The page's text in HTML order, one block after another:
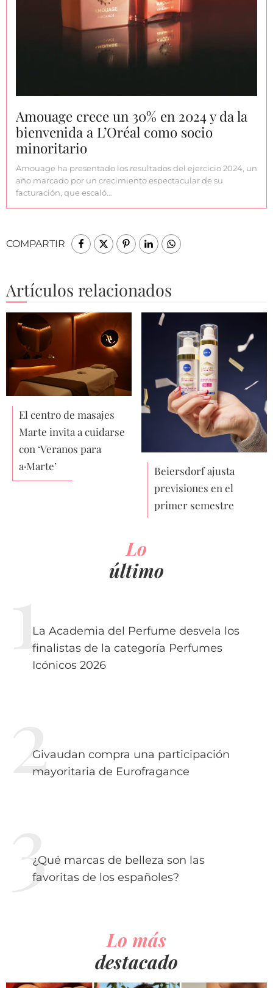
Amouage crece un 30% en 2024 y da la
bienvenida a L’Oréal como socio
minoritario
Amouage ha presentado los resultados del ejercicio 2024, un
año marcado por un crecimiento espectacular de su
facturación, que escaló…
COMPARTIR
Artículos relacionados
El centro de masajes
Marte invita a cuidarse
con ‘Veranos para
a·Marte’
Beiersdorf ajusta
previsiones en el
primer semestre
Lo
último
La Academia del Perfume desvela los
finalistas de la categoría Perfumes
Icónicos 2026
Givaudan compra una participación
mayoritaria de Eurofragance
¿Qué marcas de belleza son las
favoritas de los españoles?
Lo más
destacado